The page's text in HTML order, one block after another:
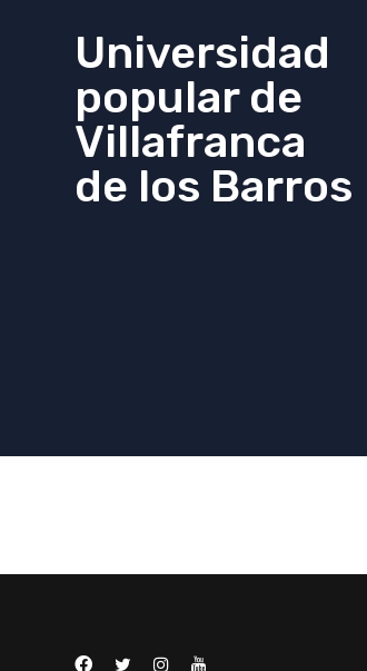
Universidad
popular de
Villafranca
de los Barros